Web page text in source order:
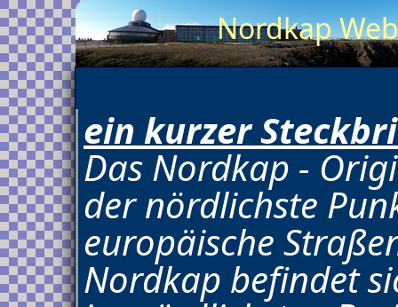
Nordkap
ein kurzer
Das Nordkap -
der nördlichste
europäische
Nordkap befindet